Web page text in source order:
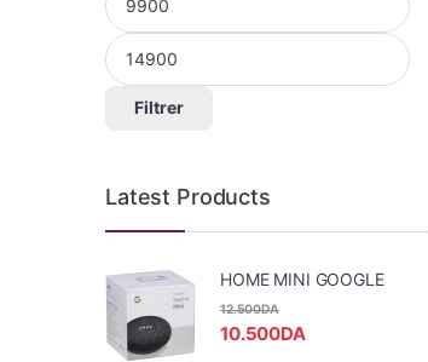
Filtrer
Latest Products
HOME MINI GOOGLE
10.500DA
12.500DA